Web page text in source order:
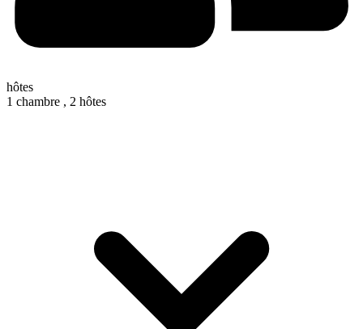
hôtes
1 chambre , 2 hôtes